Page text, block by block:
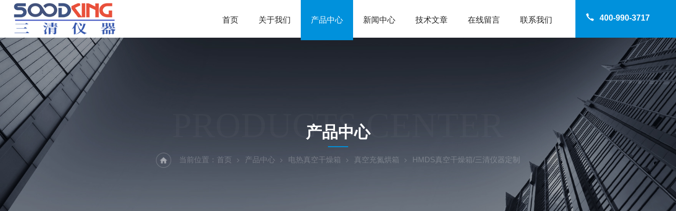
400-990-3717
首页 关于我们 产品中心 新闻中心 技术文章 在线留言 联系我们
PRODUCTS CENTER
产品中心
当前位置： 首页 产品中心 电热真空干燥箱 真空充氮烘箱 HMDS真空干燥箱/三清仪器定制